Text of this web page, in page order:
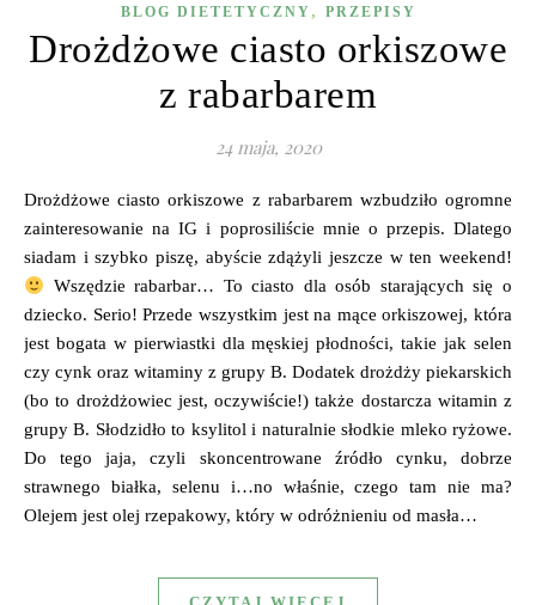
BLOG DIETETYCZNY , PRZEPISY
Drożdżowe ciasto orkiszowe
z rabarbarem
24 maja, 2020
Drożdżowe ciasto orkiszowe z rabarbarem wzbudziło ogromne
zainteresowanie na IG i poprosiliście mnie o przepis. Dlatego
siadam i szybko piszę, abyście zdążyli jeszcze w ten weekend!
Wszędzie rabarbar… To ciasto dla osób starających się o
dziecko. Serio! Przede wszystkim jest na mące orkiszowej, która
jest bogata w pierwiastki dla męskiej płodności, takie jak selen
czy cynk oraz witaminy z grupy B. Dodatek drożdży piekarskich
(bo to drożdżowiec jest, oczywiście!) także dostarcza witamin z
grupy B. Słodzidło to ksylitol i naturalnie słodkie mleko ryżowe.
Do tego jaja, czyli skoncentrowane źródło cynku, dobrze
strawnego białka, selenu i…no właśnie, czego tam nie ma?
Olejem jest olej rzepakowy, który w odróżnieniu od masła…